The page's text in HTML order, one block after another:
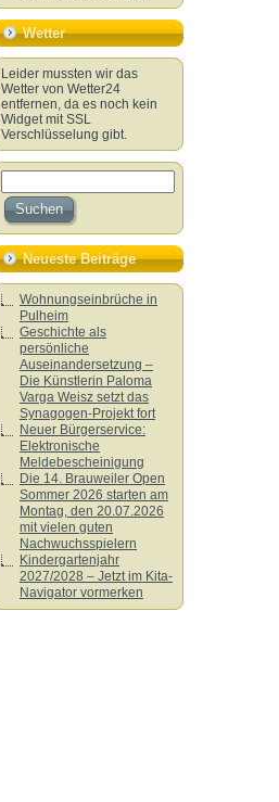
Wetter
Leider mussten wir das
Wetter von Wetter24
entfernen, da es noch kein
Widget mit SSL
Verschlüsselung gibt.
Neueste Beiträge
Wohnungseinbrüche in
Pulheim
Geschichte als
persönliche
Auseinandersetzung –
Die Künstlerin Paloma
Varga Weisz setzt das
Synagogen-Projekt fort
Neuer Bürgerservice:
Elektronische
Meldebescheinigung
Die 14. Brauweiler Open
Sommer 2026 starten am
Montag, den 20.07.2026
mit vielen guten
Nachwuchsspielern
Kindergartenjahr
2027/2028 – Jetzt im Kita-
Navigator vormerken